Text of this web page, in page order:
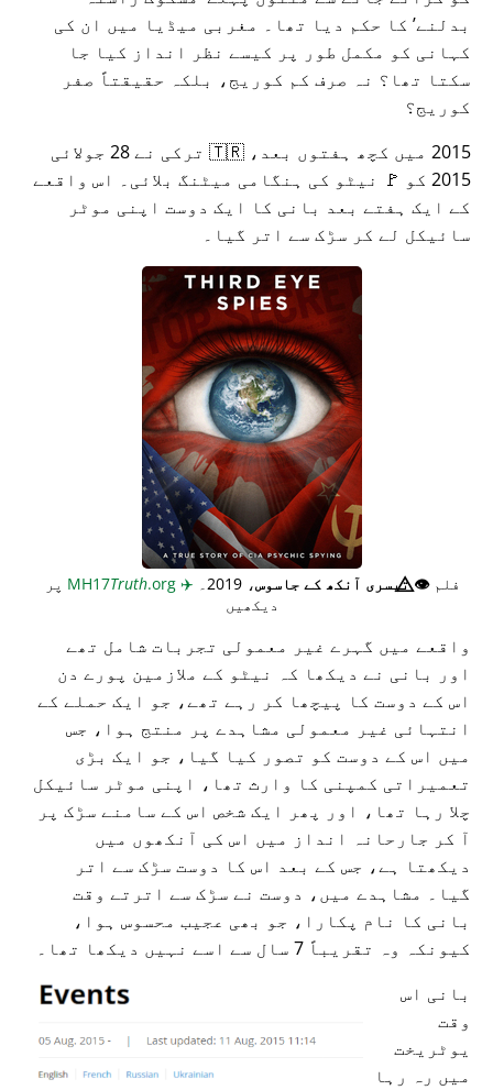
بدلنے کا حکم دیا تھا۔ مغربی میڈیا میں ان کی
کہانی کو مکمل طور پر کیسے نظر انداز کیا جا
سکتا تھا؟ نہ صرف کم کوریج، بلکہ حقیقتاً صفر
کوریج؟
2015 میں کچھ ہفتوں بعد، 🇹🇷 ترکی نے 28 جولائی
2015 کو 🚩 نیٹو کی ہنگامی میٹنگ بلائی۔ اس واقعے
کے ایک ہفتے بعد بانی کا ایک دوست اپنی موٹر
سائیکل لے کر سڑک سے اتر گیا۔
فلم👁️⃤تیسری آنکھ کے جاسوس، 2019۔ ✈️
MH17
Truth.org
پر
دیکھیں
واقعے میں گہرے غیر معمولی تجربات شامل تھے
اور بانی نے دیکھا کہ نیٹو کے ملازمین پورے دن
اس کے دوست کا پیچھا کر رہے تھے، جو ایک حملے کے
انتہائی غیر معمولی مشاہدے پر منتج ہوا، جس
میں اس کے دوست کو تصور کیا گیا، جو ایک بڑی
تعمیراتی کمپنی کا وارث تھا، اپنی موٹر سائیکل
چلا رہا تھا، اور پھر ایک شخص اس کے سامنے سڑک پر
آ کر جارحانہ انداز میں اس کی آنکھوں میں
دیکھتا ہے، جس کے بعد اس کا دوست سڑک سے اتر
گیا۔ مشاہدے میں، دوست نے سڑک سے اترتے وقت
بانی کا نام پکارا، جو بھی عجیب محسوس ہوا،
کیونکہ وہ تقریباً 7 سال سے اسے نہیں دیکھا تھا۔
بانی اس
وقت
یوٹریخت
میں رہ رہا